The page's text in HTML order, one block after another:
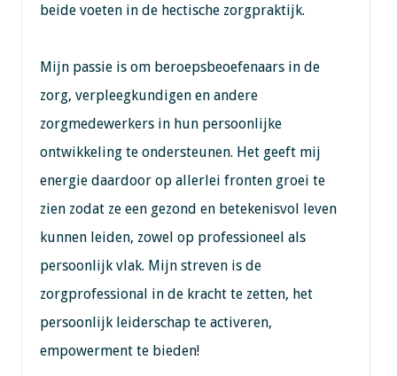
beide voeten in de hectische zorgpraktijk.
Mijn passie is om beroepsbeoefenaars in de
zorg, verpleegkundigen en andere
zorgmedewerkers in hun persoonlijke
ontwikkeling te ondersteunen. Het geeft mij
energie daardoor op allerlei fronten groei te
zien zodat ze een gezond en betekenisvol leven
kunnen leiden, zowel op professioneel als
persoonlijk vlak. Mijn streven is de
zorgprofessional in de kracht te zetten, het
persoonlijk leiderschap te activeren,
empowerment te bieden!